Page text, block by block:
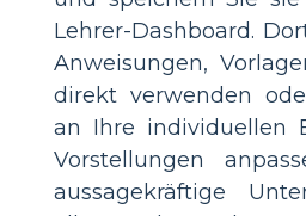
Lehrer-Dashboard.
Anweisungen,
direkt verwenden
an Ihre individuellen
Vorstellungen
aussagekräftige